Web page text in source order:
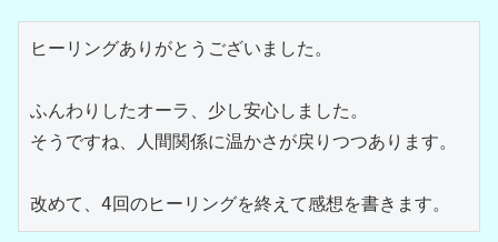
ヒーリングありがとうございました。
ふんわりしたオーラ、少し安心しました。
そうですね、人間関係に温かさが戻りつつあります。
改めて、4回のヒーリングを終えて感想を書きます。